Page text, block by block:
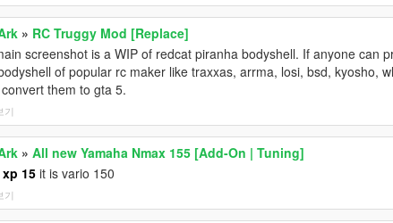
» RC Truggy Mod [Replace]
screenshot is a WIP of redcat piranha bodyshell. If anyone can
of popular rc maker like traxxas, arrma, losi, bsd, kyosho,
them to gta 5.
기
»All new Yamaha Nmax 155 [Add-On | Tuning]
xp 15it is vario 150
기